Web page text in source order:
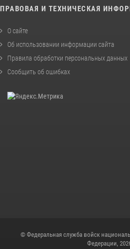
ПРАВОВАЯ И ТЕХНИЧЕСКАЯ
О сайте
Об использовании информации сайта
Правила обработки персональных данных
Сообщить об ошибках
© Федеральная служба войск
Федерации,